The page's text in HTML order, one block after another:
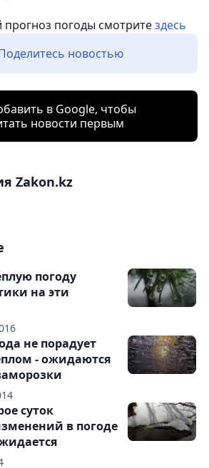
погоды смотритездесь
новостью
в Google, чтобы
новости первым
Zakon.kz
погоду
на эти
не порадует
- ожидаются
суток
в погоде